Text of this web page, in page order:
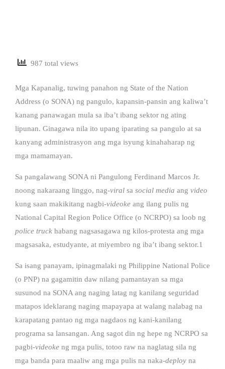
987 total views
Mga Kapanalig, tuwing panahon ng State of the Nation
Address (o SONA) ng pangulo, kapansin-pansin ang kaliwa’t
kanang panawagan mula sa iba’t ibang sektor ng ating
lipunan. Ginagawa nila ito upang iparating sa pangulo at sa
kanyang administrasyon ang mga isyung kinahaharap ng
mga mamamayan.
Sa pangalawang SONA ni Pangulong Ferdinand Marcos Jr.
noong nakaraang linggo, nag-viral sa social media ang video
kung saan makikitang nagbi-videoke ang ilang pulis ng
National Capital Region Police Office (o NCRPO) sa loob ng
police truck habang nagsasagawa ng kilos-protesta ang mga
magsasaka, estudyante, at miyembro ng iba’t ibang sektor.1
Sa isang panayam, ipinagmalaki ng Philippine National Police
(o PNP) na gagamitin daw nilang pamantayan sa mga
susunod na SONA ang naging latag ng kanilang seguridad
matapos ideklarang naging mapayapa at walang nalabag na
karapatang pantao ng mga nagdaos ng kani-kanilang
programa sa lansangan. Ang sagot din ng hepe ng NCRPO sa
pagbi-videoke ng mga pulis, totoo raw na naglatag sila ng
mga banda para maaliw ang mga pulis na naka-deploy na